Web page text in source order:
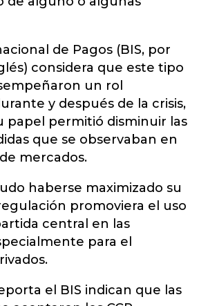
de Pagos (BIS, por
considera que este tipo
un rol
y después de la crisis,
papel permitió disminuir las
que se observaban en
mercados.
haberse maximizado su
promoviera el uso
central en las
para el
el BIS indican que las